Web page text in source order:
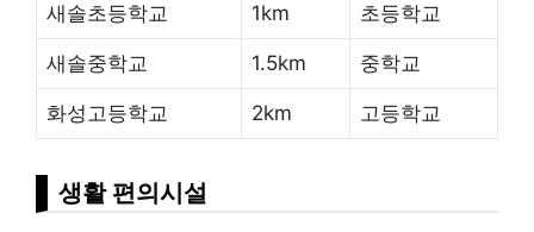
새솔초등학교 1km 초등학교
새솔중학교 1.5km 중학교
화성고등학교 2km 고등학교
생활 편의시설